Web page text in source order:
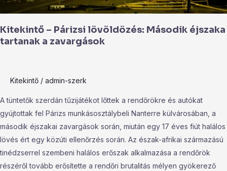
Kitekintő – Párizsi lövöldözés: Második éjszaka
tartanak a zavargások
Kitekintő / admin-szerk
A tüntetők szerdán tűzijátékot lőttek a rendőrökre és autókat
gyújtottak fel Párizs munkásosztálybeli Nanterre külvárosában, a
második éjszakai zavargások során, miután egy 17 éves fiút halálos
lövés ért egy közúti ellenőrzés során. Az észak-afrikai származású
tinédzserrel szembeni halálos erőszak alkalmazása a rendőrök
részéről tovább erősítette a rendőri brutalitás mélyen gyökerező